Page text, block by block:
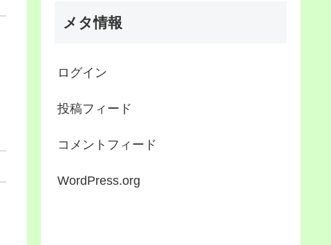
メタ情報
ログイン
投稿フィード
コメントフィード
WordPress.org